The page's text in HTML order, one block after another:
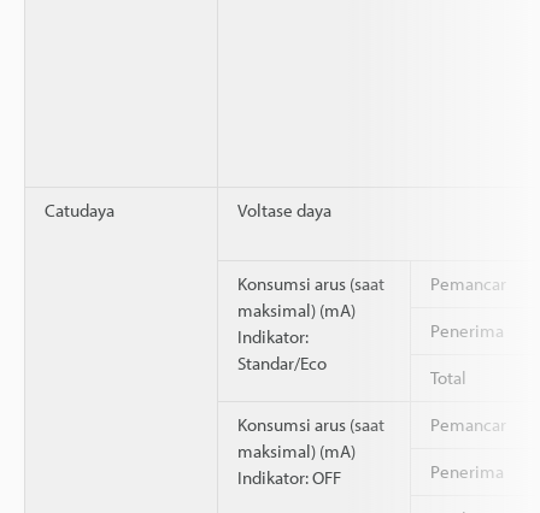
Catudaya Voltase daya
Konsumsi arus (saat
maksimal) (mA)
Indikator:
Standar/Eco
Pemancar
Penerima
Total
Konsumsi arus (saat
maksimal) (mA)
Indikator: OFF
Pemancar
Penerima